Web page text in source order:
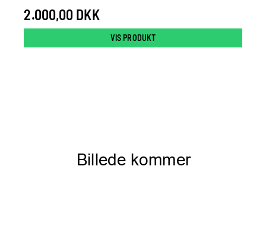
2.000,00 DKK
VIS PRODUKT